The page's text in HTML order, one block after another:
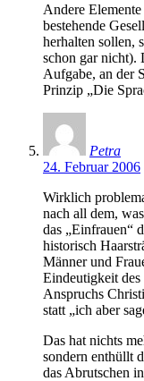
Andere
bestehende
herhalten sollen,
schon gar nicht).
Aufgabe, an der
Prinzip „Die
Petra
24. Februar 2006
Wirklich
nach all dem,
das „Einfrauen“
historisch
Männer und
Eindeutigkeit
Anspruchs
statt „ich aber
Das hat nichts
sondern enthüllt
das Abrutschen